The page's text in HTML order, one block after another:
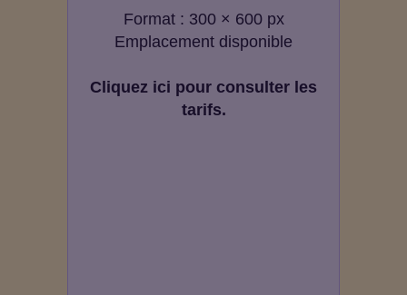
Format : 300 × 600 px
Emplacement disponible
Cliquez ici pour consulter les
tarifs.